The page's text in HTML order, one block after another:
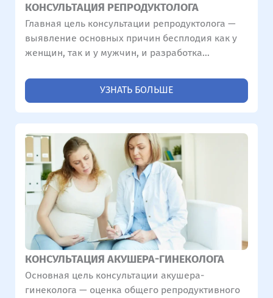
КОНСУЛЬТАЦИЯ РЕПРОДУКТОЛОГА
Главная цель консультации репродуктолога —
выявление основных причин бесплодия как у
женщин, так и у мужчин, и разработка
лечения.
УЗНАТЬ БОЛЬШЕ
КОНСУЛЬТАЦИЯ АКУШЕРА-ГИНЕКОЛОГА
Основная цель консультации акушера-
гинеколога — оценка общего репродуктивного